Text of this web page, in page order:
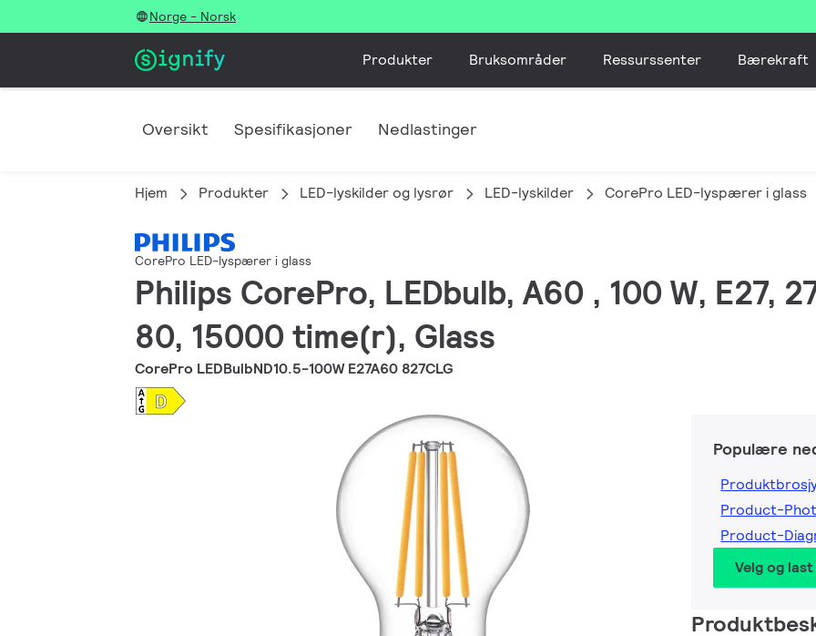
Norge - Norsk
Produkter Bruksområder Ressurssenter Bærekraft
Oversikt Spesifikasjoner Nedlastinger
Hjem Produkter LED-lyskilder og lysrør LED-lyskilder CorePro LED-lyspærer i glass
CorePro LED-lyspærer i glass
Philips CorePro, LEDbulb, A60 , 100 W, E27,
80, 15000 time(r), Glass
CorePro LEDBulbND10.5-100W E27A60 827CLG
Populære
Product-
Product-
Velg og